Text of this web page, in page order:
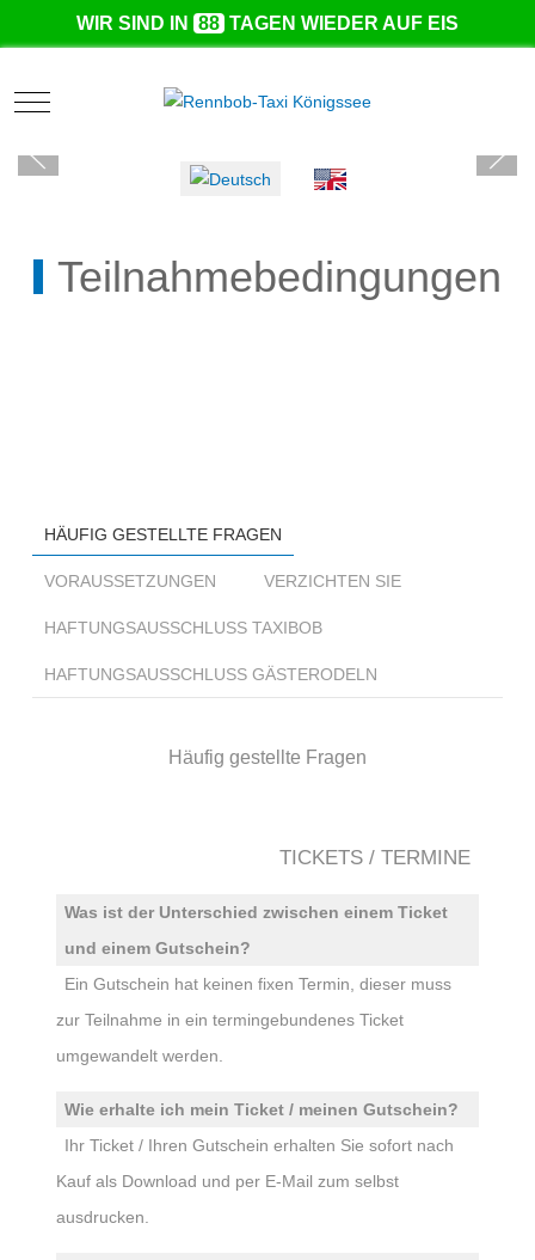
WIR SIND IN 88 TAGEN WIEDER AUF EIS
Mobile Menu Toggle
Sprache auswählen
Teilnahmebedingungen
HÄUFIG GESTELLTE FRAGEN
VORAUSSETZUNGEN VERZICHTEN SIE
HAFTUNGSAUSSCHLUSS TAXIBOB
HAFTUNGSAUSSCHLUSS GÄSTERODELN
Häufig gestellte Fragen
TICKETS / TERMINE
Was ist der Unterschied zwischen einem Ticket
und einem Gutschein?
Ein Gutschein hat keinen fixen Termin, dieser muss
zur Teilnahme in ein termingebundenes Ticket
umgewandelt werden.
Wie erhalte ich mein Ticket / meinen Gutschein?
Ihr Ticket / Ihren Gutschein erhalten Sie sofort nach
Kauf als Download und per E-Mail zum selbst
ausdrucken.